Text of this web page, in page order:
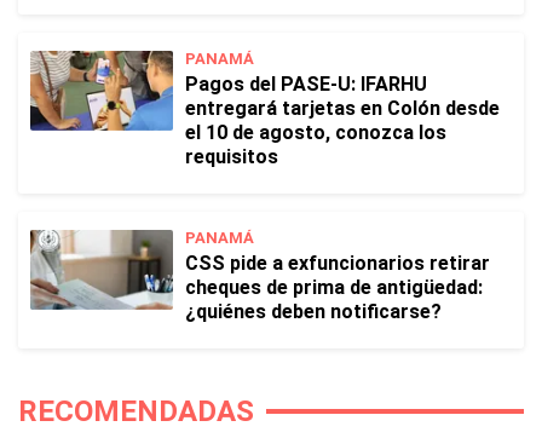
PANAMÁ
Pagos del PASE-U: IFARHU
entregará tarjetas en Colón desde
el 10 de agosto, conozca los
requisitos
PANAMÁ
CSS pide a exfuncionarios retirar
cheques de prima de antigüedad:
¿quiénes deben notificarse?
RECOMENDADAS